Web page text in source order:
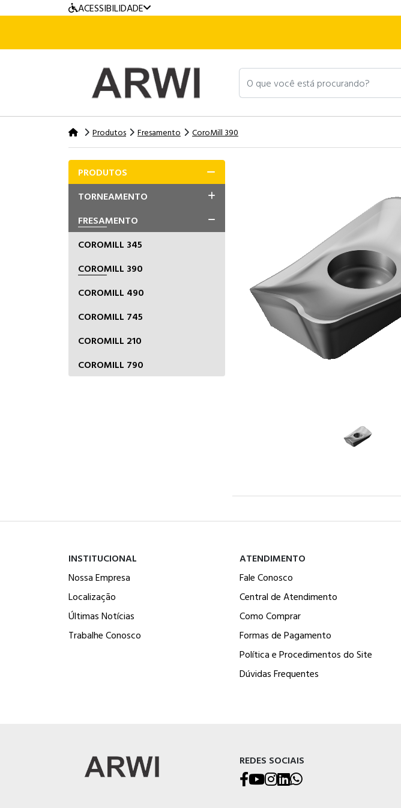
ACESSIBILIDADE
O que você está procurando?
Produtos Fresamento CoroMill 390
PRODUTOS
TORNEAMENTO
FRESAMENTO
COROMILL 345
COROMILL 390
COROMILL 490
COROMILL 745
COROMILL 210
COROMILL 790
INSTITUCIONAL
Nossa Empresa
Localização
Últimas Notícias
Trabalhe Conosco
ATENDIMENTO
Fale Conosco
Central de Atendimento
Como Comprar
Formas de Pagamento
Política e Procedimentos do Site
Dúvidas Frequentes
REDES SOCIAIS